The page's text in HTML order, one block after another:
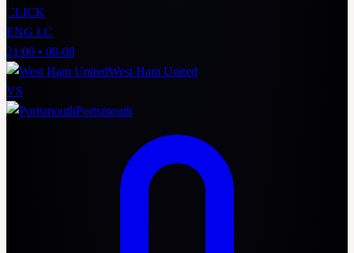
CLICK
ENG LC
21:00 • 08-08
West Ham United
VS
Portsmouth